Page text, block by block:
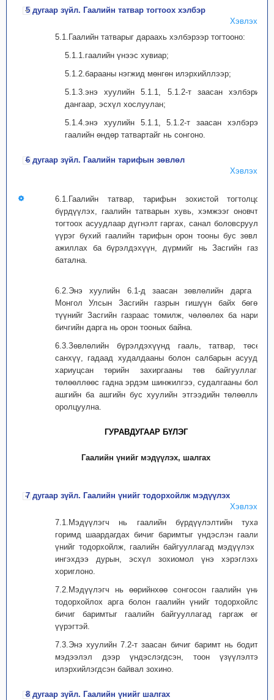
5 дугаар зүйл. Гаалийн татвар тогтоох хэлбэр
Хэвлэх
5.1.Гаалийн татварыг дараахь хэлбэрээр тогтооно:
5.1.1.гаалийн үнээс хувиар;
5.1.2.барааны нэгжид мөнгөн илэрхийллээр;
5.1.3.энэ хуулийн 5.1.1, 5.1.2-т заасан хэлбэрийг
дангаар, эсхүл хослуулан;
5.1.4.энэ хуулийн 5.1.1, 5.1.2-т заасан хэлбэрээс
гаалийн өндөр татвартайг нь сонгоно.
6 дугаар зүйл. Гаалийн тарифын зөвлөл
Хэвлэх
6.1.Гаалийн татвар, тарифын зохистой тогтолцоог
бүрдүүлэх, гаалийн татварын хувь, хэмжээг оновчтой
тогтоох асуудлаар дүгнэлт гаргах, санал боловсруулах
үүрэг бүхий гаалийн тарифын орон тооны бус зөвлөл
ажиллах ба бүрэлдэхүүн, дүрмийг нь Засгийн газар
батална.
6.2.Энэ хуулийн 6.1-д заасан зөвлөлийн дарга нь
Монгол Улсын Засгийн газрын гишүүн байх бөгөөд
түүнийг Засгийн газраас томилж, чөлөөлөх ба нарийн
бичгийн дарга нь орон тооных байна.
6.3.Зөвлөлийн бүрэлдэхүүнд гааль, татвар, төсөв,
санхүү, гадаад худалдааны болон салбарын асуудал
хариуцсан төрийн захиргааны төв байгууллагын
төлөөллөөс гадна эрдэм шинжилгээ, судалгааны болон
ашгийн ба ашгийн бус хуулийн этгээдийн төлөөллийг
оролцуулна.
ГУРАВДУГААР БҮЛЭГ
Гаалийн үнийг мэдүүлэх, шалгах
7 дугаар зүйл. Гаалийн үнийг тодорхойлж мэдүүлэх
Хэвлэх
7.1.Мэдүүлэгч нь гаалийн бүрдүүлэлтийн тухайн
горимд шаардагдах бичиг баримтыг үндэслэн гаалийн
үнийг тодорхойлж, гаалийн байгууллагад мэдүүлэх ба
ингэхдээ дурын, эсхүл зохиомол үнэ хэрэглэхийг
хориглоно.
7.2.Мэдүүлэгч нь өөрийнхөө сонгосон гаалийн үнийг
тодорхойлох арга болон гаалийн үнийг тодорхойлсон
бичиг баримтыг гаалийн байгууллагад гаргаж өгөх
үүрэгтэй.
7.3.Энэ хуулийн 7.2-т заасан бичиг баримт нь бодитой
мэдээлэл дээр үндэслэгдсэн, тоон үзүүлэлтээр
илэрхийлэгдсэн байвал зохино.
8 дугаар зүйл. Гаалийн үнийг шалгах